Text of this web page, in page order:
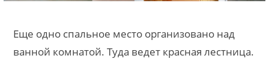
Еще одно спальное место организовано над
ванной комнатой. Туда ведет красная лестница.